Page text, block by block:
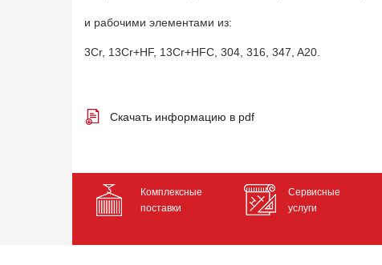
и рабочими элементами из:
3Cr, 13Cr+HF, 13Cr+HFC, 304, 316, 347, A20.
Скачать информацию в pdf
Комплексные
поставки
Сервисные
услуги